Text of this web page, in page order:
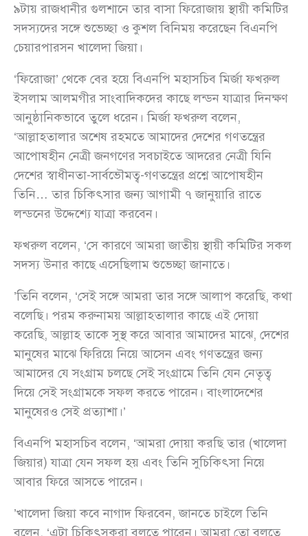
৯টায় রাজধানীর গুলশানে তার বাসা ফিরোজায় স্থায়ী কমিটির
সদস্যদের সঙ্গে শুভেচ্ছা ও কুশল বিনিময় করেছেন বিএনপি
চেয়ারপারসন খালেদা জিয়া।
‘ফিরোজা’ থেকে বের হয়ে বিএনপি মহাসচিব মির্জা ফখরুল
ইসলাম আলমগীর সাংবাদিকদের কাছে লন্ডন যাত্রার দিনক্ষণ
আনুষ্ঠানিকভাবে তুলে ধরেন। মির্জা ফখরুল বলেন,
‘আল্লাহতালার অশেষ রহমতে আমাদের দেশের গণতন্ত্রের
আপোষহীন নেত্রী জনগণের সবচাইতে আদরের নেত্রী যিনি
দেশের স্বাধীনতা-সার্বভৌমত্ব-গণতন্ত্রের প্রশ্নে আপোষহীন
তিনি… তার চিকিৎসার জন্য আগামী ৭ জানুয়ারি রাতে
লন্ডনের উদ্দেশ্যে যাত্রা করবেন।
ফখরুল বলেন, ‘সে কারণে আমরা জাতীয় স্থায়ী কমিটির সকল
সদস্য উনার কাছে এসেছিলাম শুভেচ্ছা জানাতে।
’তিনি বলেন, ‘সেই সঙ্গে আমরা তার সঙ্গে আলাপ করেছি, কথা
বলেছি। পরম করুনাময় আল্লাহতালার কাছে এই দোয়া
করেছি, আল্লাহ তাকে সুস্থ করে আবার আমাদের মাঝে, দেশের
মানুষের মাঝে ফিরিয়ে নিয়ে আসেন এবং গণতন্ত্রের জন্য
আমাদের যে সংগ্রাম চলছে সেই সংগ্রামে তিনি যেন নেতৃত্ব
দিয়ে সেই সংগ্রামকে সফল করতে পারেন। বাংলাদেশের
মানুষেরও সেই প্রত্যাশা।’
বিএনপি মহাসচিব বলেন, ‘আমরা দোয়া করছি তার (খালেদা
জিয়ার) যাত্রা যেন সফল হয় এবং তিনি সুচিকিৎসা নিয়ে
আবার ফিরে আসতে পারেন।
’খালেদা জিয়া কবে নাগাদ ফিরবেন, জানতে চাইলে তিনি
বলেন, ‘এটা চিকিৎসকরা বলতে পারেন। আমরা তো বলতে